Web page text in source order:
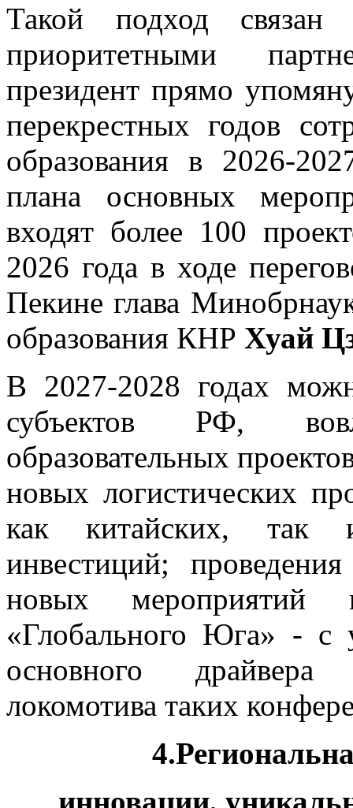
Такой подход
приоритетными
президент прямо
перекрестных годов
образования в 2026-
плана основных
входят более 100
2026 года в ходе
Пекине глава
образования КНР Хуай
В 2027-2028 годах
субъектов РФ,
образовательных
новых логистических
как китайских, так
инвестиций;
новых
«Глобального Юга» -
основного драйвера
локомотива таких
инновации,